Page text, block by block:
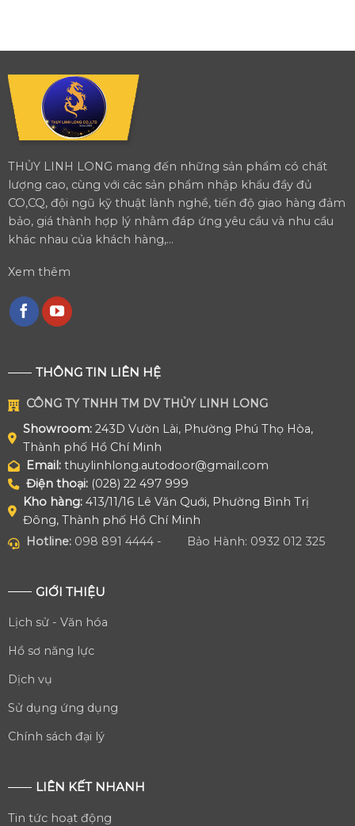
THỦY LINH LONG mang đến những sản phẩm có chất
lượng cao, cùng với các sản phẩm nhập khẩu đầy đủ
CO,CQ, đội ngũ kỹ thuật lành nghề, tiến độ giao hàng đảm
bảo, giá thành hợp lý nhằm đáp ứng yêu cầu và nhu cầu
khác nhau của khách hàng,...
Xem thêm
THÔNG TIN LIÊN HỆ
CÔNG TY TNHH TM DV THỦY LINH LONG
Showroom: 243D Vườn Lài, Phường Phú Thọ Hòa,
Thành phố Hồ Chí Minh
Email: thuylinhlong.autodoor@gmail.com
Điện thoại:(028) 22 497 999
Kho hàng:413/11/16 Lê Văn Quới, Phường Bình Trị
Đông, Thành phố Hồ Chí Minh
Hotline: 098 891 4444 - Bảo Hành: 0932 012 325
GIỚI THIỆU
Lịch sử - Văn hóa
Hồ sơ năng lực
Dịch vụ
Sử dụng ứng dụng
Chính sách đại lý
LIÊN KẾT NHANH
Tin tức hoạt động